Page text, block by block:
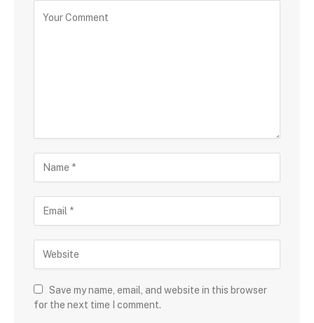
Save my name, email, and website in this browser
for the next time I comment.